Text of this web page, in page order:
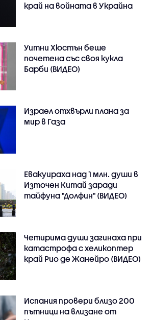
край на войната в Украйна
Уитни Хюстън беше
почетена със своя кукла
Барби (ВИДЕО)
Израел отхвърли плана за
мир в Газа
Евакуираха над 1 млн. души в
Източен Китай заради
тайфуна "Долфин" (ВИДЕО)
Четирима души загинаха при
катастрофа с хеликоптер
край Рио де Жанейро (ВИДЕО)
Испания провери близо 200
пътници на влизане от